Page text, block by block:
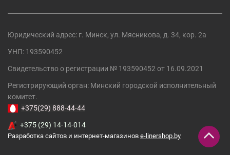
Юридический адрес: г. Минск, ул. Мясникова, д. 34, кор. 2а
УНП: 193590452
Свидетельство о регистрации № 193590452 от 16.09.2021
Регистрирующий орган: Минский городской исполнительный
комитет.
+375(29) 888-44-44
+375 (29) 14-14-014
Разработка сайтов и интернет-магазинов e-linershop.by